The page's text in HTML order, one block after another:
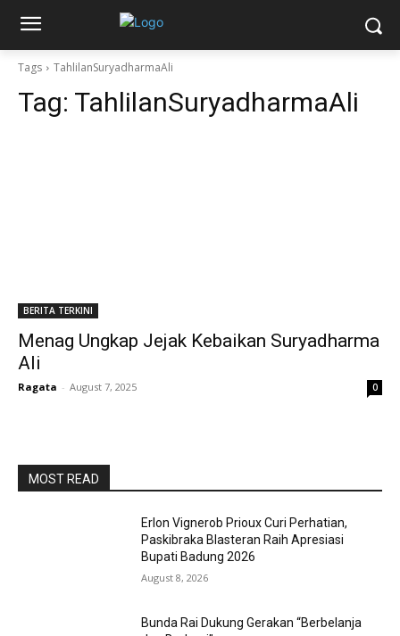
Tags TahlilanSuryadharmaAli
Tag: TahlilanSuryadharmaAli
BERITA TERKINI
Menag Ungkap Jejak Kebaikan Suryadharma
Ali
Ragata - August 7, 2025 0
MOST READ
Erlon Vignerob Prioux Curi Perhatian,
Paskibraka Blasteran Raih Apresiasi
Bupati Badung 2026
August 8, 2026
Bunda Rai Dukung Gerakan “Berbelanja